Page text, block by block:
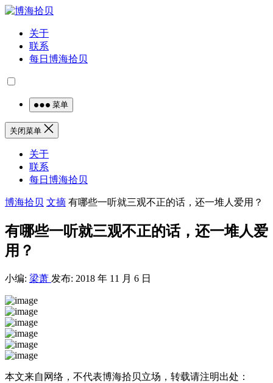
关于
联系
每日博海拾贝
菜单
关闭菜单
关于
联系
每日博海拾贝
博海拾贝 文摘 有哪些一听就三观不正的话，还一堆人爱用？
有哪些一听就三观不正的话，还一堆人爱
用？
小编: 梁萧 发布: 2018 年 11 月 6 日
本文来自网络，不代表博海拾贝立场，转载请注明出处：